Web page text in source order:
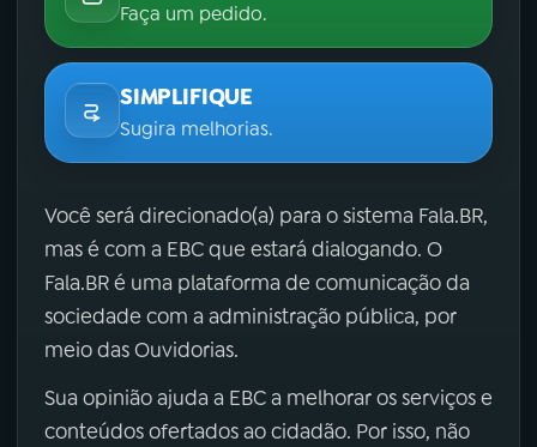
Faça um pedido.
SIMPLIFIQUE
Sugira melhorias.
Você será direcionado(a) para o sistema Fala.BR,
mas é com a EBC que estará dialogando. O
Fala.BR é uma plataforma de comunicação da
sociedade com a administração pública, por
meio das Ouvidorias.
Sua opinião ajuda a EBC a melhorar os serviços e
conteúdos ofertados ao cidadão. Por isso, não